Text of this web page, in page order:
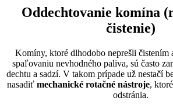
Oddechtovanie komína
čistenie)
Komíny, ktoré dlhodobo neprešli čistením
spaľovaniu nevhodného paliva, sú často
dechtu a sadzí. V takom prípade už nestačí
nasadiť mechanické rotačné nástroje,
odstránia.